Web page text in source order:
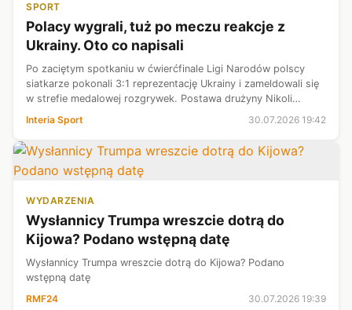
SPORT
Polacy wygrali, tuż po meczu reakcje z
Ukrainy. Oto co napisali
Po zaciętym spotkaniu w ćwierćfinale Ligi Narodów polscy
siatkarze pokonali 3:1 reprezentację Ukrainy i zameldowali się
w strefie medalowej rozgrywek. Postawa drużyny Nikoli
wprost nazywają ją "m...
Interia Sport 30.07.2026 19:42
WYDARZENIA
Wysłannicy Trumpa wreszcie dotrą do
Kijowa? Podano wstępną datę
Wysłannicy Trumpa wreszcie dotrą do Kijowa? Podano
wstępną datę
RMF24
30.07.2026 19:39